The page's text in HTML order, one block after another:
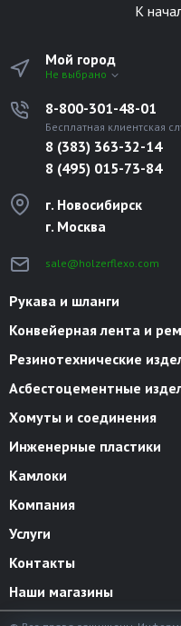
К
Мой город
Не выбрано
8-800-301-48-01
Бесплатная клиентская
8 (383) 363-32-14
8 (495) 015-73-84
г. Новосибирск
г. Москва
sale@holzerflexo.com
Рукава и шланги
Конвейерная лента и
Резинотехнические
Асбестоцементные
Хомуты и соединения
Инженерные пластики
Камлоки
Компания
Услуги
Контакты
Наши магазины